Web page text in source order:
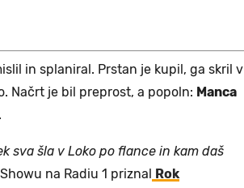
in splaniral. Prstan je kupil, ga skril v
Načrt je bil preprost, a popoln: Manca
sva šla v Loko po flance in kam daš
Showu na Radiu 1 priznal
Rok